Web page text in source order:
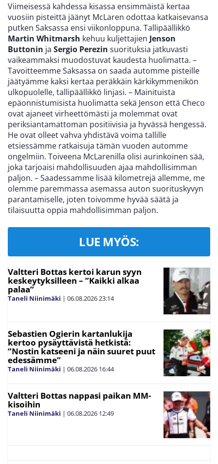
Viimeisessä kahdessa kisassa ensimmäistä kertaa
vuosiin pisteittä jäänyt McLaren odottaa katkaisevansa
putken Saksassa ensi viikonloppuna. Tallipäällikkö
Martin Whitmarsh kehuu kuljettajien Jenson
Buttonin ja Sergio Perezin suorituksia jatkuvasti
vaikeammaksi muodostuvat kaudesta huolimatta. –
Tavoitteemme Saksassa on saada automme pisteille
jäätyämme kaksi kertaa peräkkäin kärkikymmenikön
ulkopuolelle, tallipäällikkö linjasi. – Mainituista
epäonnistumisista huolimatta sekä Jenson että Checo
ovat ajaneet virheettömästi ja molemmat ovat
periksiantamattoman positiivisia ja hyvässä hengessä.
He ovat olleet vahva yhdistävä voima tallille
etsiessämme ratkaisuja tämän vuoden automme
ongelmiin. Toiveena McLarenilla olisi aurinkoinen sää,
joka tarjoaisi mahdollisuuden ajaa mahdollisimman
paljon. – Saadessamme lisää kilometrejä allemme, me
olemme paremmassa asemassa auton suorituskyvyn
parantamiselle, joten toivomme hyvää säätä ja
tilaisuutta oppia mahdollisimman paljon.
LUE MYÖS:
Valtteri Bottas kertoi karun syyn
keskeytyksilleen – ”Kaikki alkaa
palaa”
Taneli Niinimäki | 06.08.2026 23:14
Sebastien Ogierin kartanlukija
kertoo pysäyttävistä hetkistä:
”Nostin katseeni ja näin suuret puut
edessämme”
Taneli Niinimäki | 06.08.2026 16:44
Valtteri Bottas nappasi paikan MM-
kisoihin
Taneli Niinimäki | 06.08.2026 12:49